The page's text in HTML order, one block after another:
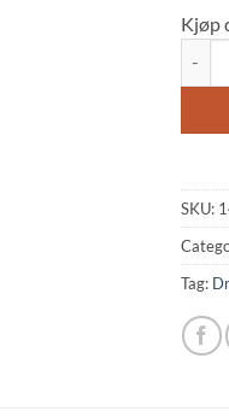
Kjøp
SKU:
Tag: